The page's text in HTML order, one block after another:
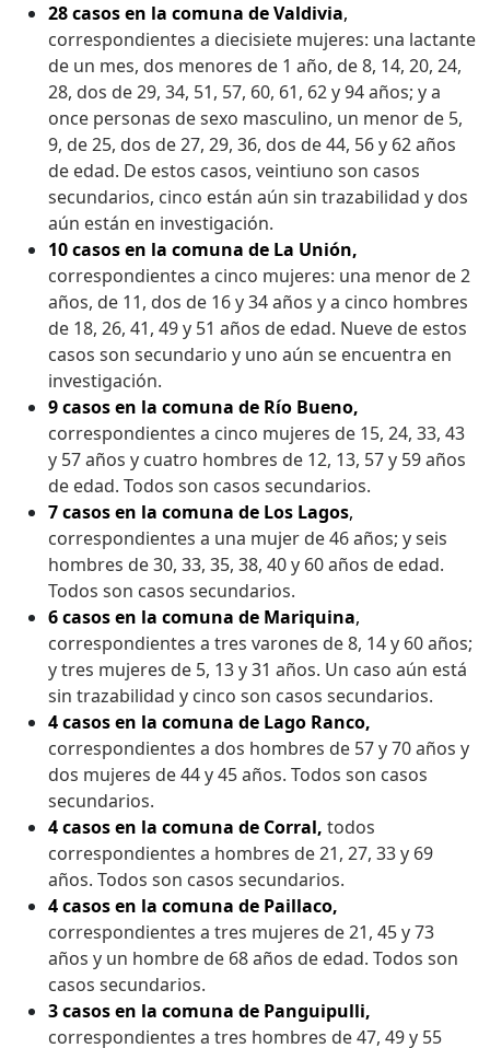
28 casos en la comuna de Valdivia,
correspondientes a diecisiete mujeres: una lactante
de un mes, dos menores de 1 año, de 8, 14, 20, 24,
28, dos de 29, 34, 51, 57, 60, 61, 62 y 94 años; y a
once personas de sexo masculino, un menor de 5,
9, de 25, dos de 27, 29, 36, dos de 44, 56 y 62 años
de edad. De estos casos, veintiuno son casos
secundarios, cinco están aún sin trazabilidad y dos
aún están en investigación.
10 casos en la comuna de La Unión,
correspondientes a cinco mujeres: una menor de 2
años, de 11, dos de 16 y 34 años y a cinco hombres
de 18, 26, 41, 49 y 51 años de edad. Nueve de estos
casos son secundario y uno aún se encuentra en
investigación.
9 casos en la comuna de Río Bueno,
correspondientes a cinco mujeres de 15, 24, 33, 43
y 57 años y cuatro hombres de 12, 13, 57 y 59 años
de edad. Todos son casos secundarios.
7 casos en la comuna de Los Lagos,
correspondientes a una mujer de 46 años; y seis
hombres de 30, 33, 35, 38, 40 y 60 años de edad.
Todos son casos secundarios.
6 casos en la comuna de Mariquina,
correspondientes a tres varones de 8, 14 y 60 años;
y tres mujeres de 5, 13 y 31 años. Un caso aún está
sin trazabilidad y cinco son casos secundarios.
4 casos en la comuna de Lago Ranco,
correspondientes a dos hombres de 57 y 70 años y
dos mujeres de 44 y 45 años. Todos son casos
secundarios.
4 casos en la comuna de Corral, todos
correspondientes a hombres de 21, 27, 33 y 69
años. Todos son casos secundarios.
4 casos en la comuna de Paillaco,
correspondientes a tres mujeres de 21, 45 y 73
años y un hombre de 68 años de edad. Todos son
casos secundarios.
3 casos en la comuna de Panguipulli,
correspondientes a tres hombres de 47, 49 y 55